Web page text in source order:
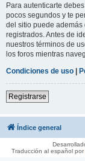
Para autenticarte
pocos segundos y te
del sitio puede
registrados. Antes de
nuestros términos de
los foros mientras
Condiciones de uso |
Registrarse
Índice general
Traducción al español por